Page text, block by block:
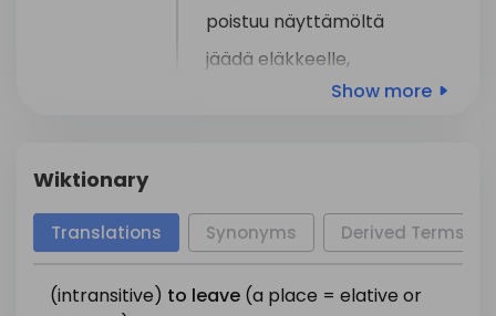
Wiktionary
Translations Synonyms Derived Terms
(intransitive) to leave (a place = elative or
poistuu näyttämöltä
jäädä eläkkeelle,
poistua,
to move off
poistua,lähteä pois
to excuse
Show more